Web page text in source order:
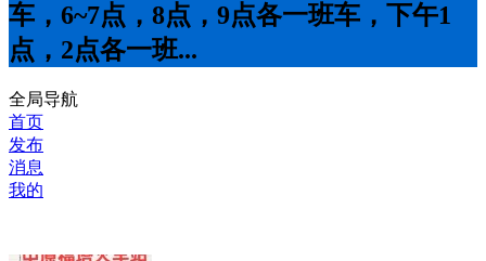
车，6~7点，8点，9点各一班车，下午1
点，2点各一班...
全局导航
首页
发布
消息
我的